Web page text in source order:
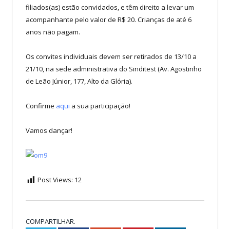
filiados(as) estão convidados, e têm direito a levar um
acompanhante pelo valor de R$ 20. Crianças de até 6
anos não pagam.
Os convites individuais devem ser retirados de 13/10 a
21/10, na sede administrativa do Sinditest (Av. Agostinho
de Leão Júnior, 177, Alto da Glória).
Confirme aqui a sua participação!
Vamos dançar!
Post Views: 12
COMPARTILHAR.